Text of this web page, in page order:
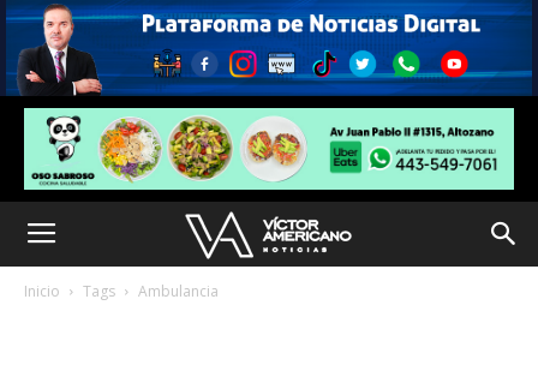
Inicio Tags Ambulancia